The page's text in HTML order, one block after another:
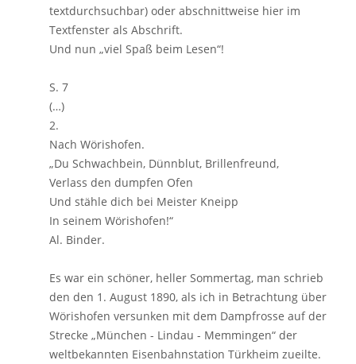
textdurchsuchbar) oder abschnittweise hier im
Textfenster als Abschrift.
Und nun „viel Spaß beim Lesen“!
S. 7
(…)
2.
Nach Wörishofen.
„Du Schwachbein, Dünnblut, Brillenfreund,
Verlass den dumpfen Ofen
Und stähle dich bei Meister Kneipp
In seinem Wörishofen!“
Al. Binder.
Es war ein schöner, heller Sommertag, man schrieb
den den 1. August 1890, als ich in Betrachtung über
Wörishofen versunken mit dem Dampfrosse auf der
Strecke „München - Lindau - Memmingen“ der
weltbekannten Eisenbahnstation Türkheim zueilte.